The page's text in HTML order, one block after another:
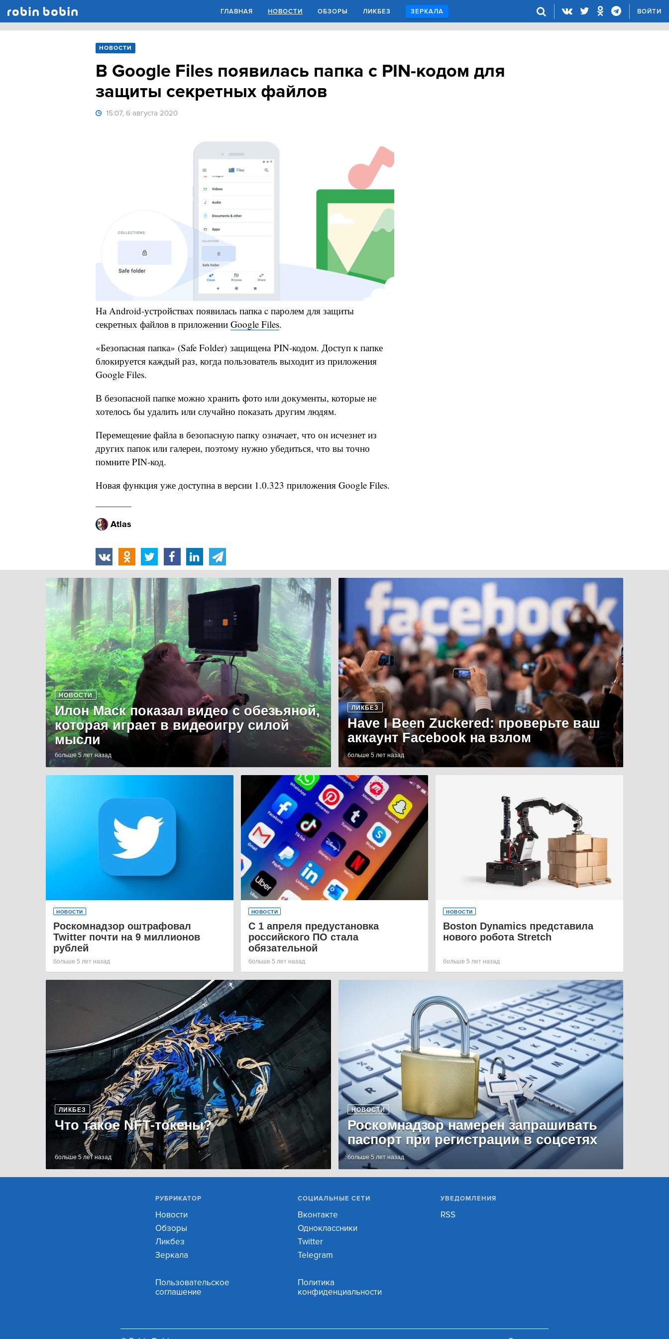
ГЛАВНАЯ НОВОСТИ ОБЗОРЫ ЛИКБЕЗ ЗЕРКАЛА ВОЙТИ
НОВОСТИ
В Google Files появилась папка c PIN-кодом для
защиты секретных файлов
15:07, 6 августа 2020
На Android-устройствах появилась папка c паролем для защиты
секретных файлов в приложении Google Files.
«Безопасная папка» (Safe Folder) защищена PIN-кодом. Доступ к папке
блокируется каждый раз, когда пользователь выходит из приложения
Google Files.
В безопасной папке можно хранить фото или документы, которые не
хотелось бы удалить или случайно показать другим людям.
Перемещение файла в безопасную папку означает, что он исчезнет из
других папок или галереи, поэтому нужно убедиться, что вы точно
помните PIN-код.
Новая функция уже доступна в версии 1.0.323 приложения Google Files.
Atlas
НОВОСТИ
Илон Маск показал видео с обезьяной,
которая играет в видеоигру силой
мысли
больше 5 лет назад
ЛИКБЕЗ
Have I Been Zuckered: проверьте ваш
аккаунт Facebook на взлом
больше 5 лет назад
НОВОСТИ
Роскомнадзор оштрафовал
Twitter почти на 9 миллионов
рублей
больше 5 лет назад
НОВОСТИ
С 1 апреля предустановка
российского ПО стала
обязательной
больше 5 лет назад
НОВОСТИ
Boston Dynamics представила
нового робота Stretch
больше 5 лет назад
ЛИКБЕЗ
Что такое NFT-токены?
больше 5 лет назад
НОВОСТИ
Роскомнадзор намерен запрашивать
паспорт при регистрации в соцсетях
больше 5 лет назад
РУБРИКАТОР
Новости
Обзоры
Ликбез
Зеркала
СОЦИАЛЬНЫЕ СЕТИ
Вконтакте
Одноклассники
Twitter
Telegram
УВЕДОМЛЕНИЯ
RSS
Пользовательское
соглашение
Политика
конфиденциальности